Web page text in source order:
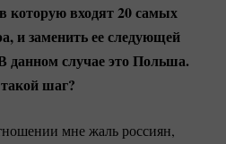
которую входят 20 самых
и заменить ее следующей
данном случае это Польша.
шаг?
мне жаль россиян,